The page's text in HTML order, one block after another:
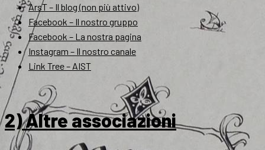
ArsT – Il blog (non più attivo)
Facebook – Il nostro gruppo
Facebook – La nostra pagina
Instagram – Il nostro canale
Link Tree – AIST
2) Altre associazioni